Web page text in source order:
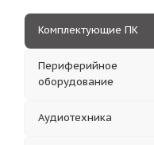
Комплектующие ПК
Периферийное
оборудование
Аудиотехника